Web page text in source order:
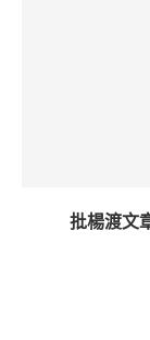
批楊渡文